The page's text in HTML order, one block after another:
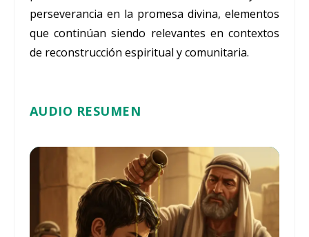
perseverancia en la promesa divina, elementos
que continúan siendo relevantes en contextos
de reconstrucción espiritual y comunitaria.
AUDIO RESUMEN